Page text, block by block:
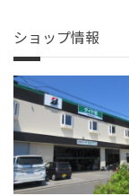
ショップ情報